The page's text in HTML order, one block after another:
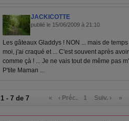
JACKICOTTE
publié le 15/06/2009 à 21:10
Les gâteaux Gladdys ! NON ... mais de
moi, j'ai craqué et ... C'est souvent après
comme çà ! ... Je ne vais tout de même pas
P'tite Maman ...
1 - 7 de 7 « ‹ Préc. 1 Suiv. › »